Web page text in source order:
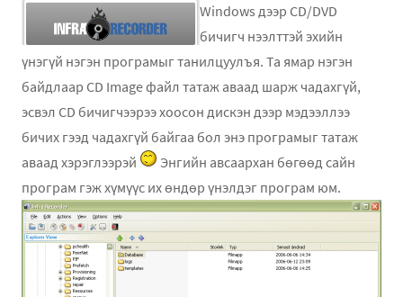
Windows дээр CD/DVD
бичигч нээлттэй эхийн
үнэгүй нэгэн програмыг танилцуулъя. Та ямар нэгэн
байдлаар CD Image файл татаж аваад шарж чадахгүй,
эсвэл CD бичигчээрээ хоосон дискэн дээр мэдээллээ
бичих гээд чадахгүй байгаа бол энэ програмыг татаж
аваад хэрэглээрэй
Энгийн авсаархан бөгөөд сайн
програм гэж хүмүүс их өндөр үнэлдэг програм юм.